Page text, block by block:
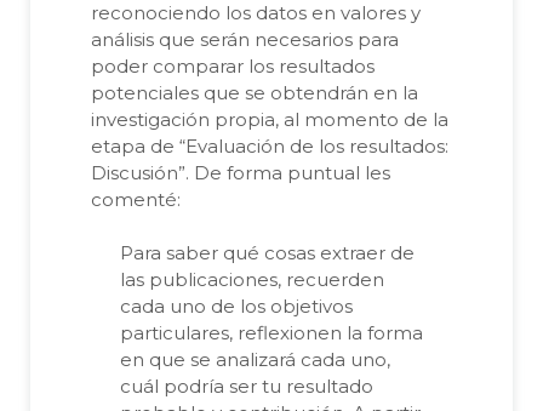
reconociendo los datos en valores y
análisis que serán necesarios para
poder comparar los resultados
potenciales que se obtendrán en la
investigación propia, al momento de la
etapa de “Evaluación de los resultados:
Discusión”. De forma puntual les
comenté:
Para saber qué cosas extraer de
las publicaciones, recuerden
cada uno de los objetivos
particulares, reflexionen la forma
en que se analizará cada uno,
cuál podría ser tu resultado